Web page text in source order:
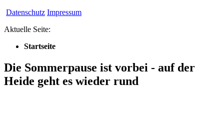
Datenschutz Impressum
Aktuelle Seite:
Startseite
Die Sommerpause ist vorbei - auf der
Heide geht es wieder rund